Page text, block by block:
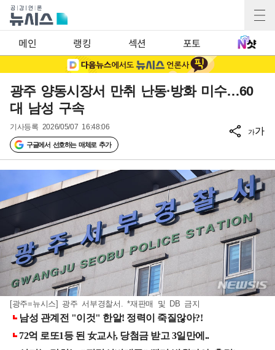
메인 랭킹 섹션 포토
광주 양동시장서 만취 난동·방화 미수…60
대 남성 구속
기사등록 2026/05/07 16:48:06
구글에서 선호하는 매체로 추가
가가
[광주=뉴시스] 광주 서부경찰서. *재판매 및 DB 금지